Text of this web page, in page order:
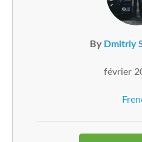
By Dmitriy
février